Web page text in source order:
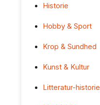
Historie
Hobby & Sport
Krop & Sundhed
Kunst & Kultur
Litteratur-historie